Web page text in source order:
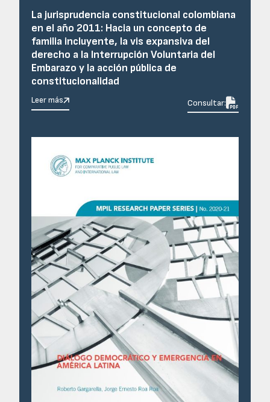
La jurisprudencia constitucional colombiana
en el año 2011: Hacia un concepto de
familia incluyente, la vis expansiva del
derecho a la Interrupción Voluntaria del
Embarazo y la acción pública de
constitucionalidad
Leer más Consultar: 